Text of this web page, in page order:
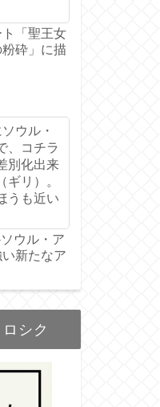
ト「聖王女
砕」に描
ウル・
、コチラ
別化出来
リ）。
うも近い
ウル・ア
新たなア
シク